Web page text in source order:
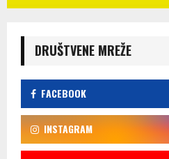
DRUŠTVENE MREŽE
FACEBOOK
INSTAGRAM